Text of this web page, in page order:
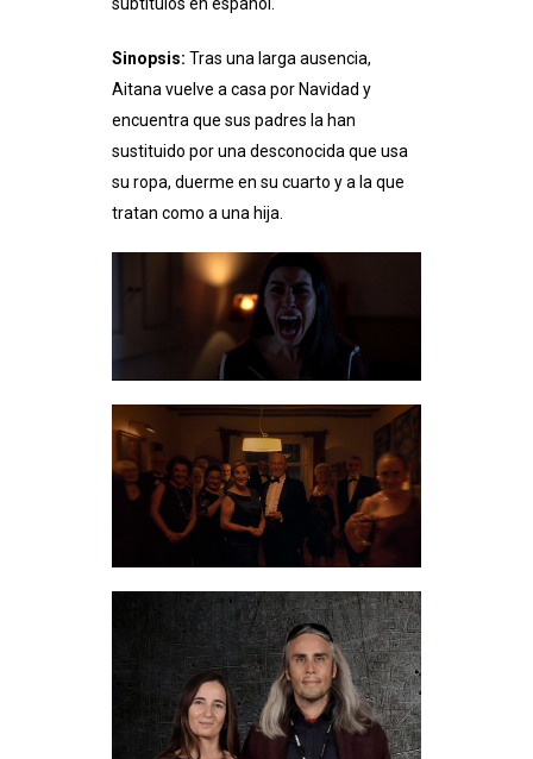
Sinopsis: Tras una larga ausencia,
Aitana vuelve a casa por Navidad y
encuentra que sus padres la han
sustituido por una desconocida que usa
su ropa, duerme en su cuarto y a la que
tratan como a una hija.